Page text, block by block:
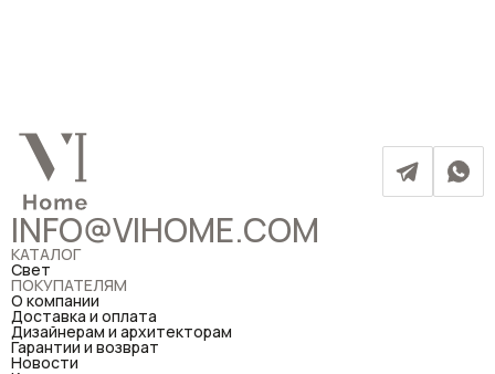
INFO@VIHOME.COM
КАТАЛОГ
Свет
ПОКУПАТЕЛЯМ
О компании
Доставка и оплата
Дизайнерам и архитекторам
Гарантии и возврат
Новости